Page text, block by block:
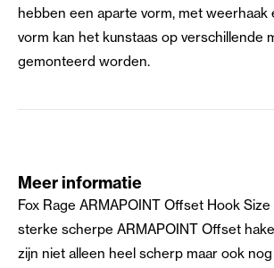
hebben een aparte vorm, met weerhaak
vorm kan het kunstaas op verschillende
gemonteerd worden.
Meer informatie
Fox Rage ARMAPOINT Offset Hook
sterke scherpe ARMAPOINT Offset
zijn niet alleen heel scherp maar ook